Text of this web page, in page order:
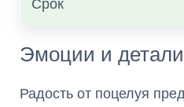
Эмоции и
Радость от поцелуя